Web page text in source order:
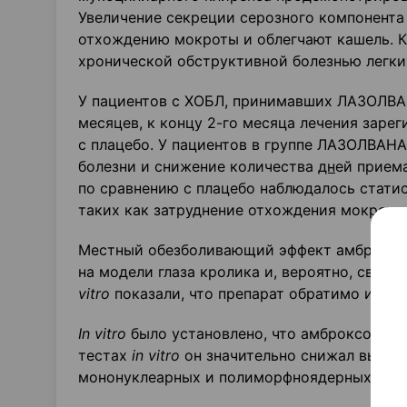
Увеличение секреции серозного
отхождению мокроты и облегчают кашель.
хронической обструктивной болезнью
У пациентов с ХОБЛ, принимавших
месяцев, к концу 2-го месяца лечения
с плацебо. У пациентов в группе
болезни и снижение количества дней
по сравнению с плацебо наблюдалось
таких как затруднение отхождения
Местный обезболивающий эффект
на модели глаза кролика и, вероятно,
vitro показали, что препарат обратимо и
In vitro было установлено, что амброксола
тестах in vitro он значительно снижал
мононуклеарных и полиморфноядерных